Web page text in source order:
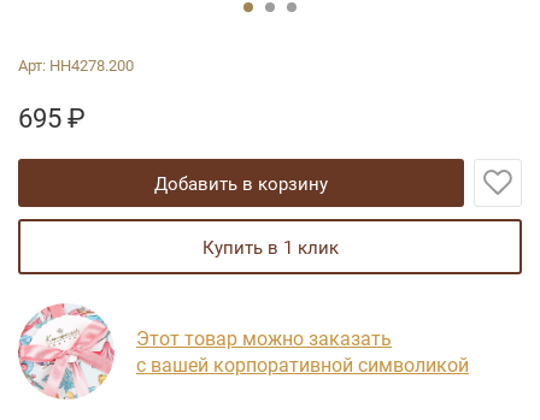
Арт: НН4278.200
695₽
добавить в корзину
купить в 1 клик
Этот товар можно заказать
с вашей корпоративной символикой